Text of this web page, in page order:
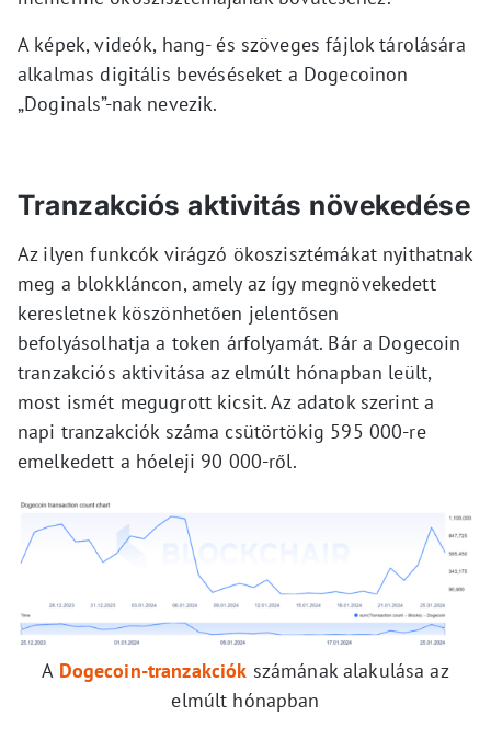
A képek, videók, hang- és szöveges fájlok tárolására
alkalmas digitális bevéséseket a Dogecoinon
„Doginals”-nak nevezik.
Tranzakciós aktivitás növekedése
Az ilyen funkcók virágzó ökoszisztémákat nyithatnak
meg a blokkláncon, amely az így megnövekedett
keresletnek köszönhetően jelentősen
befolyásolhatja a token árfolyamát. Bár a Dogecoin
tranzakciós aktivitása az elmúlt hónapban leült,
most ismét megugrott kicsit. Az adatok szerint a
napi tranzakciók száma csütörtökig 595 000-re
emelkedett a hóeleji 90 000-ről.
A Dogecoin-tranzakciók számának alakulása az
elmúlt hónapban